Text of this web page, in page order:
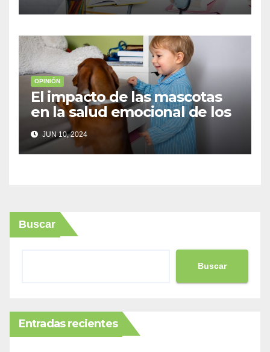
OPINIÓN
El impacto de las mascotas
en la salud emocional de los
niños
JUN 10, 2024
Buscar
Buscar
Entradas recientes